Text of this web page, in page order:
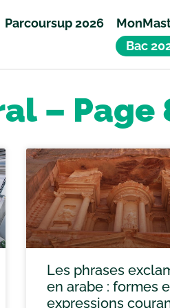
Parcoursup 2026
Bac
– Page
Les phrases
en arabe : formes
expressions